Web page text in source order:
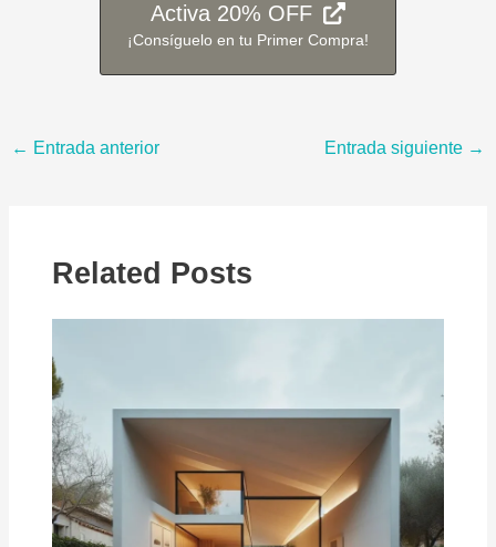
Activa 20% OFF
¡Consíguelo en tu Primer Compra!
← Entrada anterior Entrada siguiente →
Related Posts